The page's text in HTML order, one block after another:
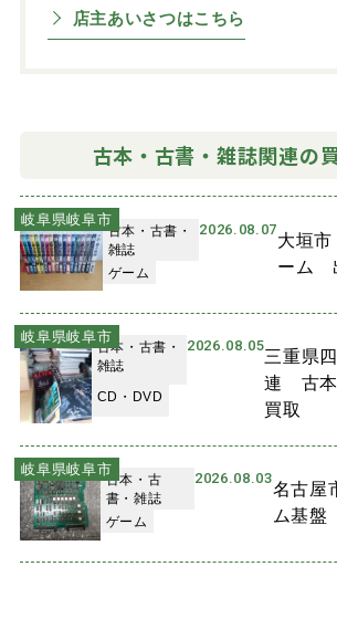
店主あいさつはこちら
古本・古書・雑誌関連の
岐阜県岐阜市
古本・古書・
雑誌
ゲーム
2026.08.07
大垣
ーム
岐阜県岐阜市
古本・古書・
雑誌
CD・DVD
2026.08.05
三重県
連 古
買取
岐阜県岐阜市
古本・古
書・雑誌
ゲーム
2026.08.03
名古
ム基